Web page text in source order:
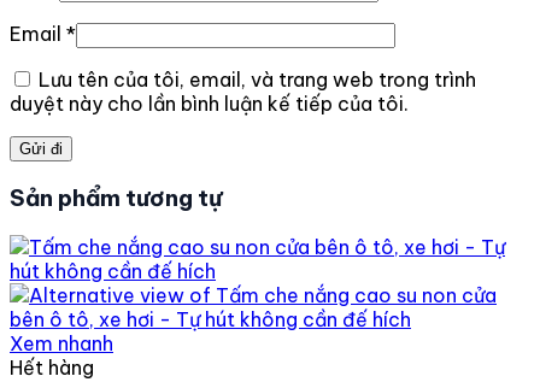
Email *
Lưu tên của tôi, email, và trang web trong trình
duyệt này cho lần bình luận kế tiếp của tôi.
Sản phẩm tương tự
Xem nhanh
Hết hàng